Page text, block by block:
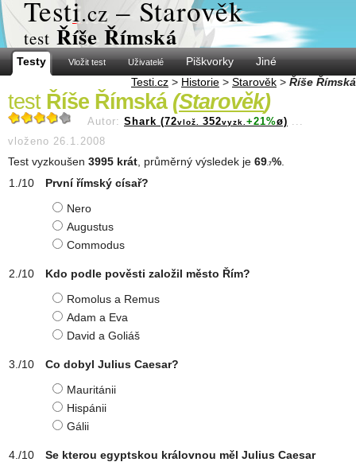
Testi.cz – Starověk
test Říše Římská
Testy Vložit test Uživatelé Piškvorky
Jiné
Testi.cz > Historie > Starověk > Říše Římská
test Říše Římská (Starověk)
Autor: Shark (72vlož. 352vyzk. +21%ø) ...
vloženo 26.1.2008
Test vyzkoušen 3995 krát , průměrný výsledek je 69 .7%
První římský císař?
Nero
Augustus
Commodus
Kdo podle pověsti založil město Řím?
Romolus a Remus
Adam a Eva
David a Goliáš
Co dobyl Julius Caesar?
Mauritánii
Hispánii
Gálii
Se kterou egyptskou královnou měl Julius Caesar